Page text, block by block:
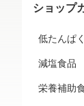
ショップ
低たんぱ
減塩食品
栄養補助